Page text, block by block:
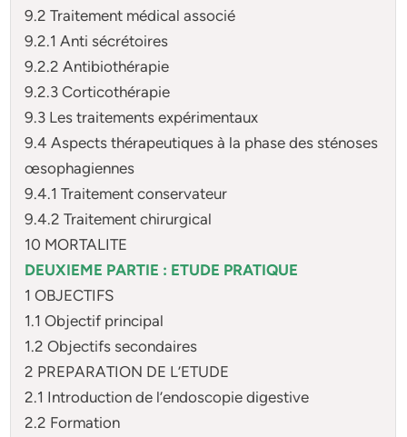
9.2 Traitement médical associé
9.2.1 Anti sécrétoires
9.2.2 Antibiothérapie
9.2.3 Corticothérapie
9.3 Les traitements expérimentaux
9.4 Aspects thérapeutiques à la phase des sténoses
œsophagiennes
9.4.1 Traitement conservateur
9.4.2 Traitement chirurgical
10 MORTALITE
DEUXIEME PARTIE : ETUDE PRATIQUE
1 OBJECTIFS
1.1 Objectif principal
1.2 Objectifs secondaires
2 PREPARATION DE L’ETUDE
2.1 Introduction de l’endoscopie digestive
2.2 Formation